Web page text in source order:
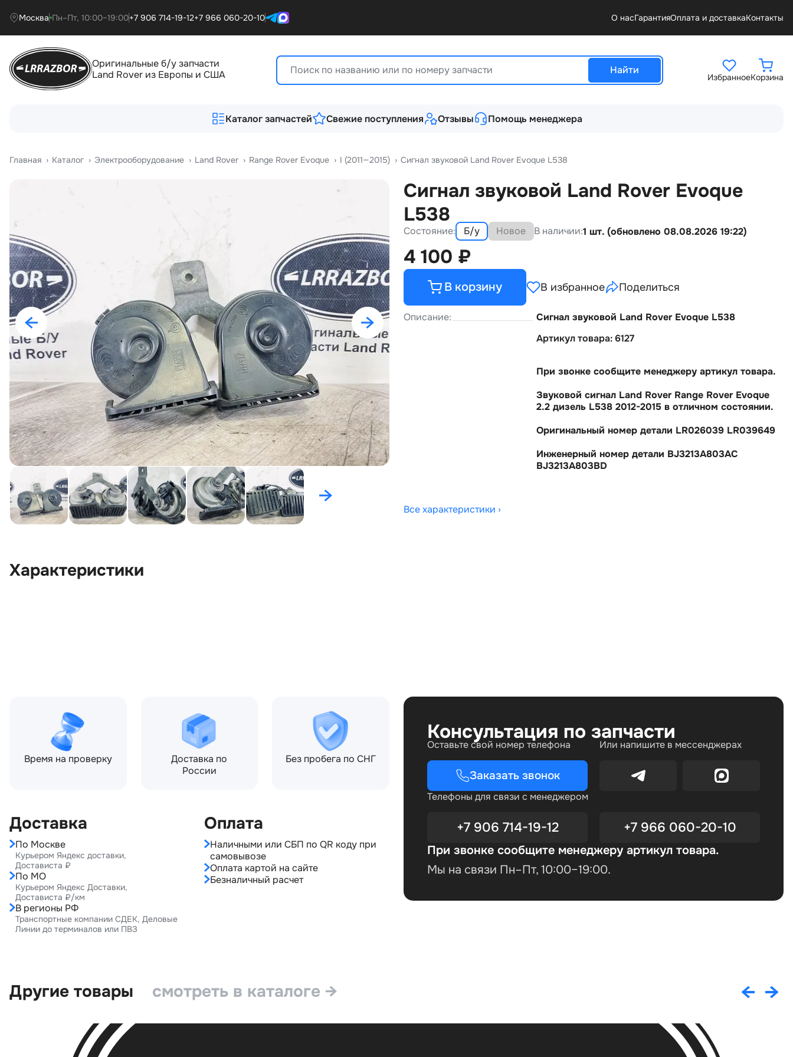
Москва Пн–Пт, 10:00–19:00+7 906 714-19-12+7 966 060-20-10 О насГарантияОплата и доставкаКонтакты
Оригинальные б/у запчасти
Land Rover из Европы и США
Найти
ИзбранноеКорзина
Каталог запчастей Свежие поступления Отзывы Помощь менеджера
Главная › Катало › Электрооборудование › Land Rover › Range Rover Evoque › I (2011—2015) › Сигнал звуковой Land Rover Evoque L538
Сигнал звуковой Land Rover Evoque
L538
Состояние: Б/у Новое В наличии:1 шт. (обновлено 08.08.2026 19:22)
4 100 ₽
В корзину В избранное Поделиться
Описание:
Сигнал звуковой Land Rover Evoque L538
Артикул товара: 6127
При звонке сообщите менеджеру артикул товара.
Звуковой сигнал Land Rover Range Rover Evoque
2.2 дизель L538 2012-2015 в отличном состоянии.
Оригинальный номер детали LR026039 LR039649
Инженерный номер детали BJ3213A803AC
BJ3213A803BD
Все характеристики ›
Характеристики
Время на проверку
Доставка по
России
Без пробега по СНГ
Доставка
По Москве
Курьером Яндекс доставки,
Достависта ₽
По МО
Курьером Яндекс Доставки,
Достависта ₽/км
В регионы РФ
Транспортные компании СДЕК, Деловые
Линии до терминалов или ПВЗ
Оплата
Наличными или СБП по QR коду при
самовывозе
Оплата картой на сайте
Безналичный расчет
Консультация по запчасти
Оставьте свой номер телефона
Заказать звонок
Или напишите в мессенджерах
Телефоны для связи с менеджером
+7 906 714-19-12 +7 966 060-20-10
При звонке сообщите менеджеру артикул товара.
Мы на связи Пн–Пт, 10:00–19:00.
Другие товары смотреть в каталоге →